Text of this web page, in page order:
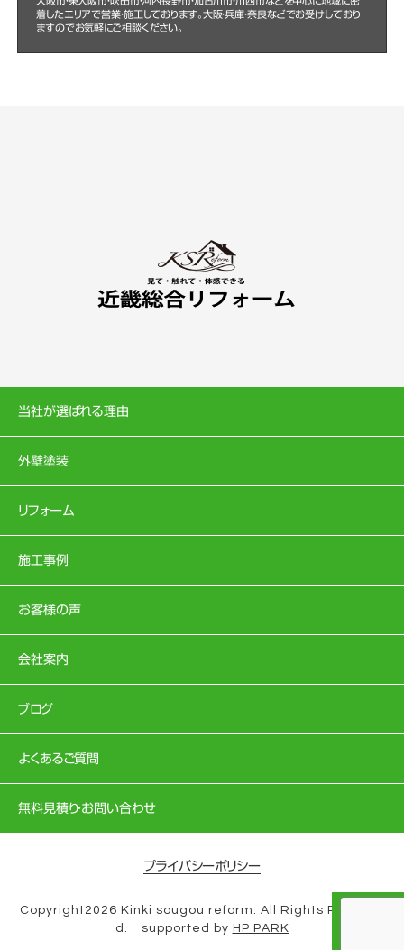
着したエリアで営業・施工しております。大阪・兵庫・奈良などでお受けしており
ますのでお気軽にご相談ください。
当社が選ばれる理由
外壁塗装
リフォーム
施工事例
お客様の声
会社案内
ブログ
よくあるご質問
無料見積り・お問い合わせ
プライバシーポリシー
Copyright2026 Kinki sougou reform. All Rights Reserve
d. supported by HP PARK